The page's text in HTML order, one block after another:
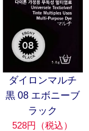
ダイロンマルチ
黒 08 エボニーブ
ラック
528円（税込）